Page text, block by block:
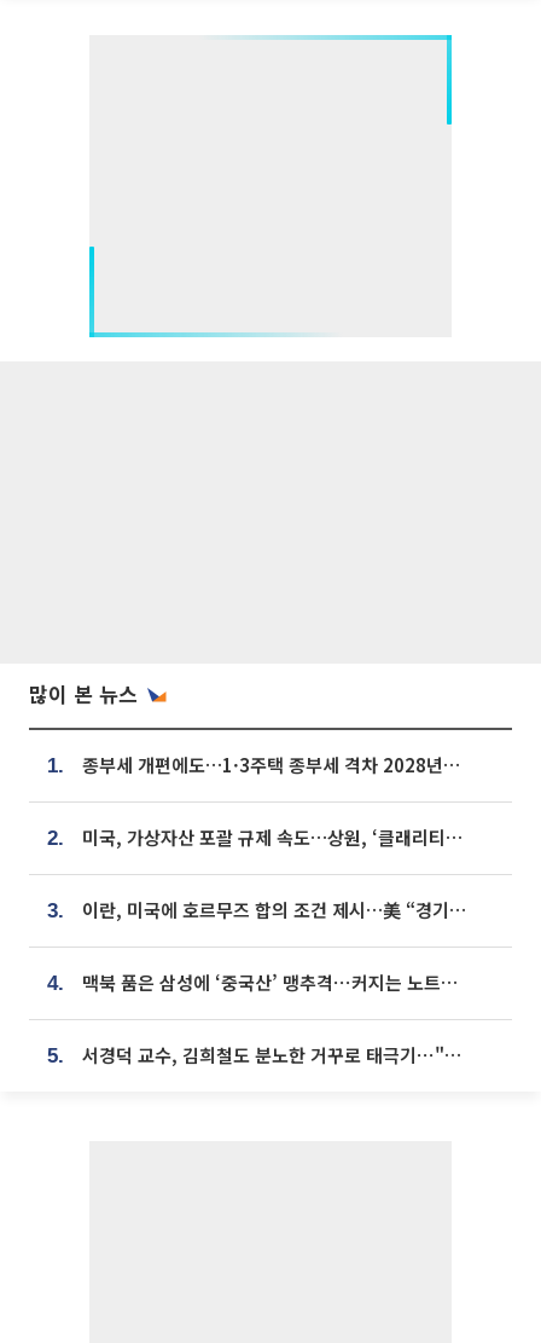
많이 본 뉴스
1. 종부세 개편에도…1·3주택 종부세 격차 2028년부터 확대
2. 미국, 가상자산 포괄 규제 속도…상원, ‘클래리티법’ 9월 절차투표 추진
3. 이란, 미국에 호르무즈 합의 조건 제시…美 “경기 아직 안 끝나” [종합]
4. 맥북 품은 삼성에 ‘중국산’ 맹추격⋯커지는 노트북 OLED 시장
5. 서경덕 교수, 김희철도 분노한 거꾸로 태극기⋯"엉터리는 아냐, 아쉬울 뿐"